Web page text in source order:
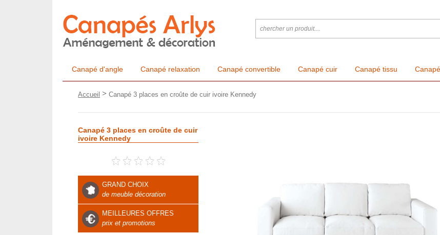
Canapé d'angle Canapé relaxation Canapé convertible Canapé cuir Canapé tissu
Accueil > Canapé 3 places en croûte de cuir ivoire Kennedy
Canapé 3 places en croûte de cuir
ivoire Kennedy
GRAND CHOIX
de meuble décoration
MEILLEURES OFFRES
prix et promotions